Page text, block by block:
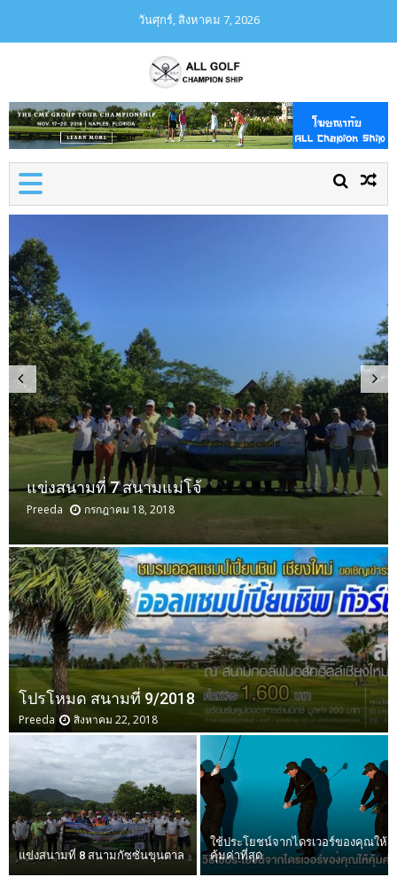
วันศุกร์, สิงหาคม 7, 2026
แข่งสนามที่ 6 สนามไฮแลนด์
Preeda กรกฎาคม 18, 2018
โปรโหมด สนามที่ 9/2018
Preeda สิงหาคม 22, 2018
แข่งสนามที่ 8 สนามกัซซันขุนตาล
ใช้ประโยชน์จากไดรเวอร์ของคุณให้
คุ้มค่าที่สุด